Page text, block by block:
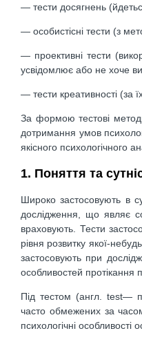
— тести досягнень
— особистісні тести (з
— проективні тести
усвідомлює або не хоче
— тести креативності (за
За формою тестові методи
дотримання умов
якісного психологічного
1. Поняття та
Широко застосовують в
дослідження, що являє
враховують. Тести
рівня розвитку якої-
застосовують при
особливостей протікання
Під тестом (англ. test—
часто обмежених за часом
психологічні особливості